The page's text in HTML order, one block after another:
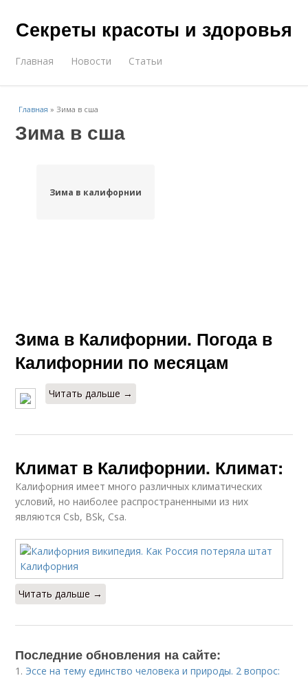
Секреты красоты и здоровья
Главная Новости Статьи
Главная »Зима в сша
Зима в сша
Зима в калифорнии
Зима в Калифорнии. Погода в
Калифорнии по месяцам
Читать дальше →
Климат в Калифорнии. Климат:
Калифорния имеет много различных климатических
условий, но наиболее распространенными из них
являются Csb, BSk, Csa.
Читать дальше →
Последние обновления на сайте:
1. Эссе на тему единство человека и природы. 2 вопрос: